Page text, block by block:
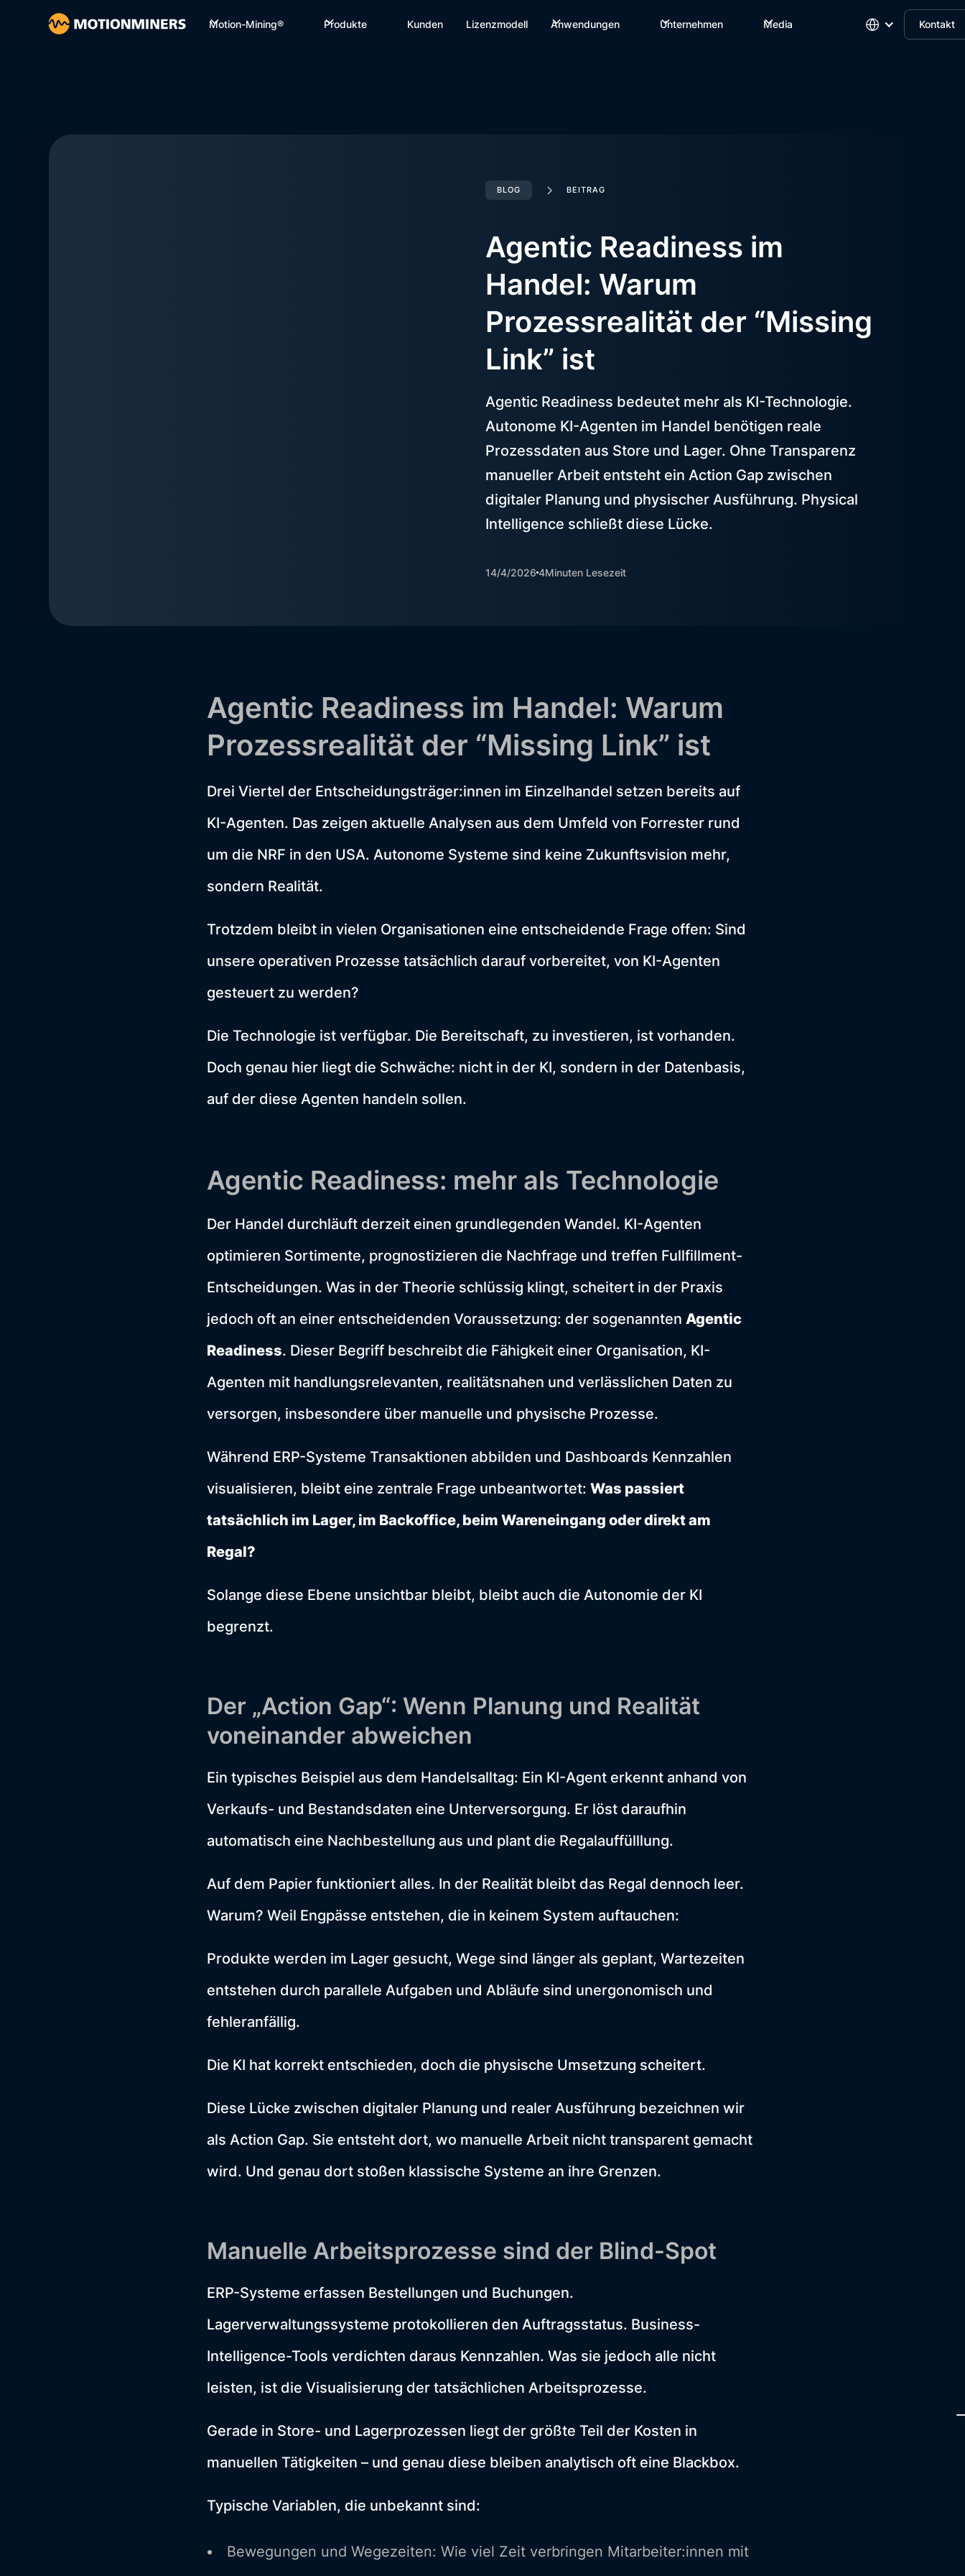
Motion-Mining® Produkte Kunden Lizenzmodell Anwendungen Unternehmen Media Kontakt
BLOG BEITRAG
Agentic Readiness im
Handel: Warum
Prozessrealität der “Missing
Link” ist
Agentic Readiness bedeutet mehr als KI-Technologie.
Autonome KI-Agenten im Handel benötigen reale
Prozessdaten aus Store und Lager. Ohne Transparenz
manueller Arbeit entsteht ein Action Gap zwischen
digitaler Planung und physischer Ausführung. Physical
Intelligence schließt diese Lücke.
14/4/2026 4Minuten Lesezeit
Agentic Readiness im Handel: Warum
Prozessrealität der “Missing Link” ist
Drei Viertel der Entscheidungsträger:innen im Einzelhandel setzen bereits auf
KI-Agenten. Das zeigen aktuelle Analysen aus dem Umfeld von Forrester rund
um die NRF in den USA. Autonome Systeme sind keine Zukunftsvision mehr,
sondern Realität.
Trotzdem bleibt in vielen Organisationen eine entscheidende Frage offen: Sind
unsere operativen Prozesse tatsächlich darauf vorbereitet, von KI-Agenten
gesteuert zu werden?
Die Technologie ist verfügbar. Die Bereitschaft, zu investieren, ist vorhanden.
Doch genau hier liegt die Schwäche: nicht in der KI, sondern in der Datenbasis,
auf der diese Agenten handeln sollen.
Agentic Readiness: mehr als Technologie
Der Handel durchläuft derzeit einen grundlegenden Wandel. KI-Agenten
optimieren Sortimente, prognostizieren die Nachfrage und treffen Fullfillment-
Entscheidungen. Was in der Theorie schlüssig klingt, scheitert in der Praxis
jedoch oft an einer entscheidenden Voraussetzung: der sogenannten Agentic
Readiness. Dieser Begriff beschreibt die Fähigkeit einer Organisation, KI-
Agenten mit handlungsrelevanten, realitätsnahen und verlässlichen Daten zu
versorgen, insbesondere über manuelle und physische Prozesse.
Während ERP-Systeme Transaktionen abbilden und Dashboards Kennzahlen
visualisieren, bleibt eine zentrale Frage unbeantwortet: Was passiert
tatsächlich im Lager, im Backoffice, beim Wareneingang oder direkt am
Regal?
Solange diese Ebene unsichtbar bleibt, bleibt auch die Autonomie der KI
begrenzt.
Der „Action Gap“: Wenn Planung und Realität
voneinander abweichen
Ein typisches Beispiel aus dem Handelsalltag: Ein KI-Agent erkennt anhand von
Verkaufs- und Bestandsdaten eine Unterversorgung. Er löst daraufhin
automatisch eine Nachbestellung aus und plant die Regalauffülllung.
Auf dem Papier funktioniert alles. In der Realität bleibt das Regal dennoch leer.
Warum? Weil Engpässe entstehen, die in keinem System auftauchen:
Produkte werden im Lager gesucht, Wege sind länger als geplant, Wartezeiten
entstehen durch parallele Aufgaben und Abläufe sind unergonomisch und
fehleranfällig.
Die KI hat korrekt entschieden, doch die physische Umsetzung scheitert.
Diese Lücke zwischen digitaler Planung und realer Ausführung bezeichnen wir
als Action Gap. Sie entsteht dort, wo manuelle Arbeit nicht transparent gemacht
wird. Und genau dort stoßen klassische Systeme an ihre Grenzen.
Manuelle Arbeitsprozesse sind der Blind-Spot
ERP-Systeme erfassen Bestellungen und Buchungen.
Lagerverwaltungssysteme protokollieren den Auftragsstatus. Business-
Intelligence-Tools verdichten daraus Kennzahlen. Was sie jedoch alle nicht
leisten, ist die Visualisierung der tatsächlichen Arbeitsprozesse.
Gerade in Store- und Lagerprozessen liegt der größte Teil der Kosten in
manuellen Tätigkeiten – und genau diese bleiben analytisch oft eine Blackbox.
Typische Variablen, die unbekannt sind:
Bewegungen und Wegezeiten: Wie viel Zeit verbringen Mitarbeiter:innen mit